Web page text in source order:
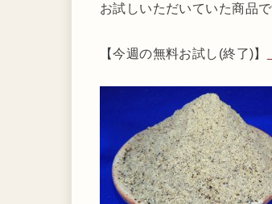
お試しいただいていた商品で
【今週の無料お試し(終了)】